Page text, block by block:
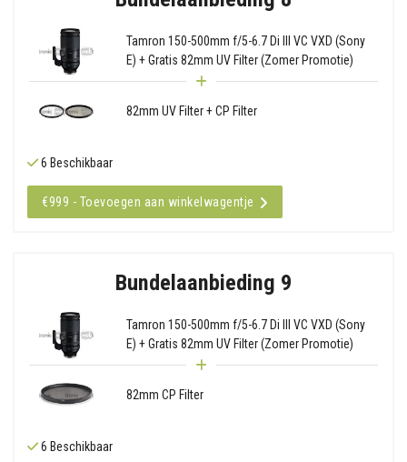
Tamron 150-500mm f/5-6.7 Di III VC VXD (Sony
E) + Gratis 82mm UV Filter (Zomer Promotie)
82mm UV Filter + CP Filter
6 Beschikbaar
€999 - Toevoegen aan winkelwagentje
Bundelaanbieding 9
Tamron 150-500mm f/5-6.7 Di III VC VXD (Sony
E) + Gratis 82mm UV Filter (Zomer Promotie)
82mm CP Filter
6 Beschikbaar